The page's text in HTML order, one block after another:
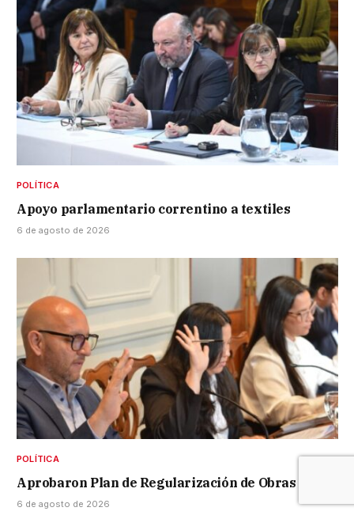
POLÍTICA
Apoyo parlamentario correntino a textiles
6 de agosto de 2026
POLÍTICA
Aprobaron Plan de Regularización de Obras
6 de agosto de 2026